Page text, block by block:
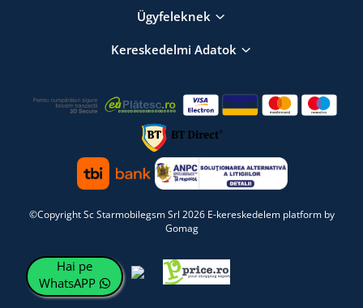
Ügyfeleknek
Kereskedelmi Adatok
©Copyright Sc Starmobilegsm Srl 2026 E-kereskedelem platform by
Gomag
Hai pe
WhatsAPP